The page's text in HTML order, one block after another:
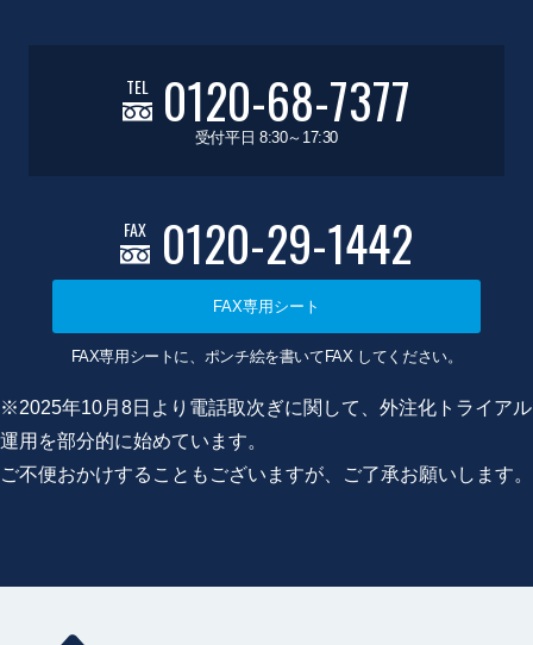
TEL 0120-68-7377
受付平日 8:30～17:30
FAX 0120-29-1442
FAX専用シート
FAX専用シートに、ポンチ絵を書いてFAX してください。
※2025年10月8日より電話取次ぎに関して、外注化トライアル
運用を部分的に始めています。
ご不便おかけすることもございますが、ご了承お願いします。